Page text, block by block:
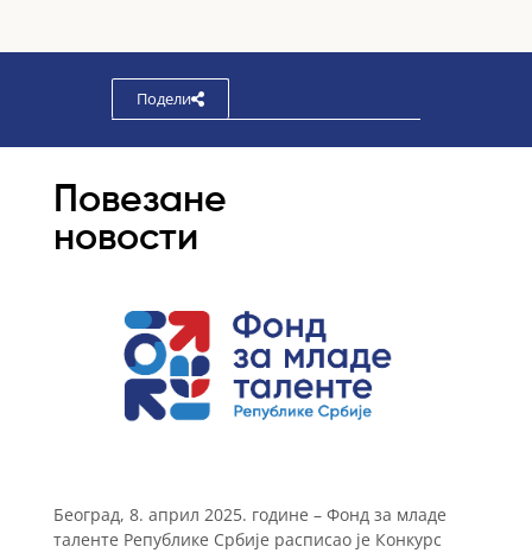
Подели
Повезане
новости
Београд, 8. април 2025. године – Фонд за младе
таленте Републике Србије расписао је Конкурс